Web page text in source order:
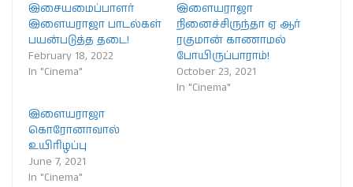
இசையமைப்பாளர்
இளையராஜா பாடல்கள்
பயன்படுத்த தடை!
February 18, 2022
In "Cinema"
இளையராஜா
நினைச்சிருந்தா ஏ ஆர்
ரகுமான் காணாமல்
போயிருப்பாராம்!
October 23, 2021
In "Cinema"
இளையராஜா
கொரோனாவால்
உயிரிழப்பு
June 7, 2021
In "Cinema"